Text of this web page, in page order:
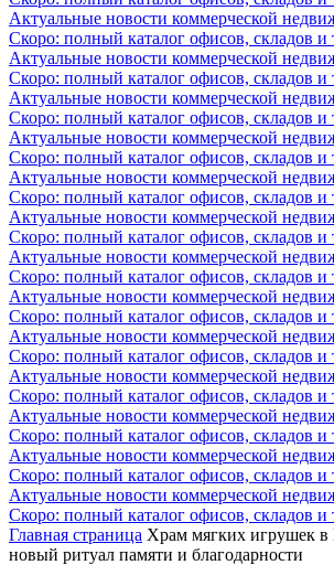
Актуальные новости коммерческой
Скоро: полный каталог офисов, складов
Актуальные новости коммерческой
Скоро: полный каталог офисов, складов
Актуальные новости коммерческой
Скоро: полный каталог офисов, складов
Актуальные новости коммерческой
Скоро: полный каталог офисов, складов
Актуальные новости коммерческой
Скоро: полный каталог офисов, складов
Актуальные новости коммерческой
Скоро: полный каталог офисов, складов
Актуальные новости коммерческой
Скоро: полный каталог офисов, складов
Актуальные новости коммерческой
Скоро: полный каталог офисов, складов
Актуальные новости коммерческой
Скоро: полный каталог офисов, складов
Актуальные новости коммерческой
Скоро: полный каталог офисов, складов
Актуальные новости коммерческой
Скоро: полный каталог офисов, складов
Актуальные новости коммерческой
Скоро: полный каталог офисов, складов
Актуальные новости коммерческой
Скоро: полный каталог офисов, складов
Главная страница Храм мягких игрушек в
новый ритуал памяти и благодарности